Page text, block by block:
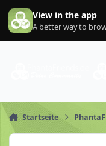
Zum Inhalt springen
View in the app
A better way to
Startseite